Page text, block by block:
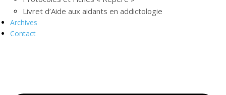
Livret d’Aide aux aidants en addictologie
Archives
Contact